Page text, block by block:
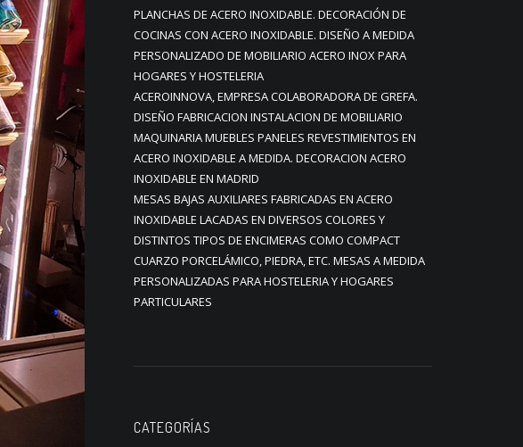
PLANCHAS DE ACERO INOXIDABLE. DECORACIÓN DE
COCINAS CON ACERO INOXIDABLE. DISEÑO A MEDIDA
PERSONALIZADO DE MOBILIARIO ACERO INOX PARA
HOGARES Y HOSTELERIA
ACEROINNOVA, EMPRESA COLABORADORA DE GREFA.
DISEÑO FABRICACION INSTALACION DE MOBILIARIO
MAQUINARIA MUEBLES PANELES REVESTIMIENTOS EN
ACERO INOXIDABLE A MEDIDA. DECORACION ACERO
INOXIDABLE EN MADRID
MESAS BAJAS AUXILIARES FABRICADAS EN ACERO
INOXIDABLE LACADAS EN DIVERSOS COLORES Y
DISTINTOS TIPOS DE ENCIMERAS COMO COMPACT
CUARZO PORCELÁMICO, PIEDRA, ETC. MESAS A MEDIDA
PERSONALIZADAS PARA HOSTELERIA Y HOGARES
PARTICULARES
CATEGORÍAS